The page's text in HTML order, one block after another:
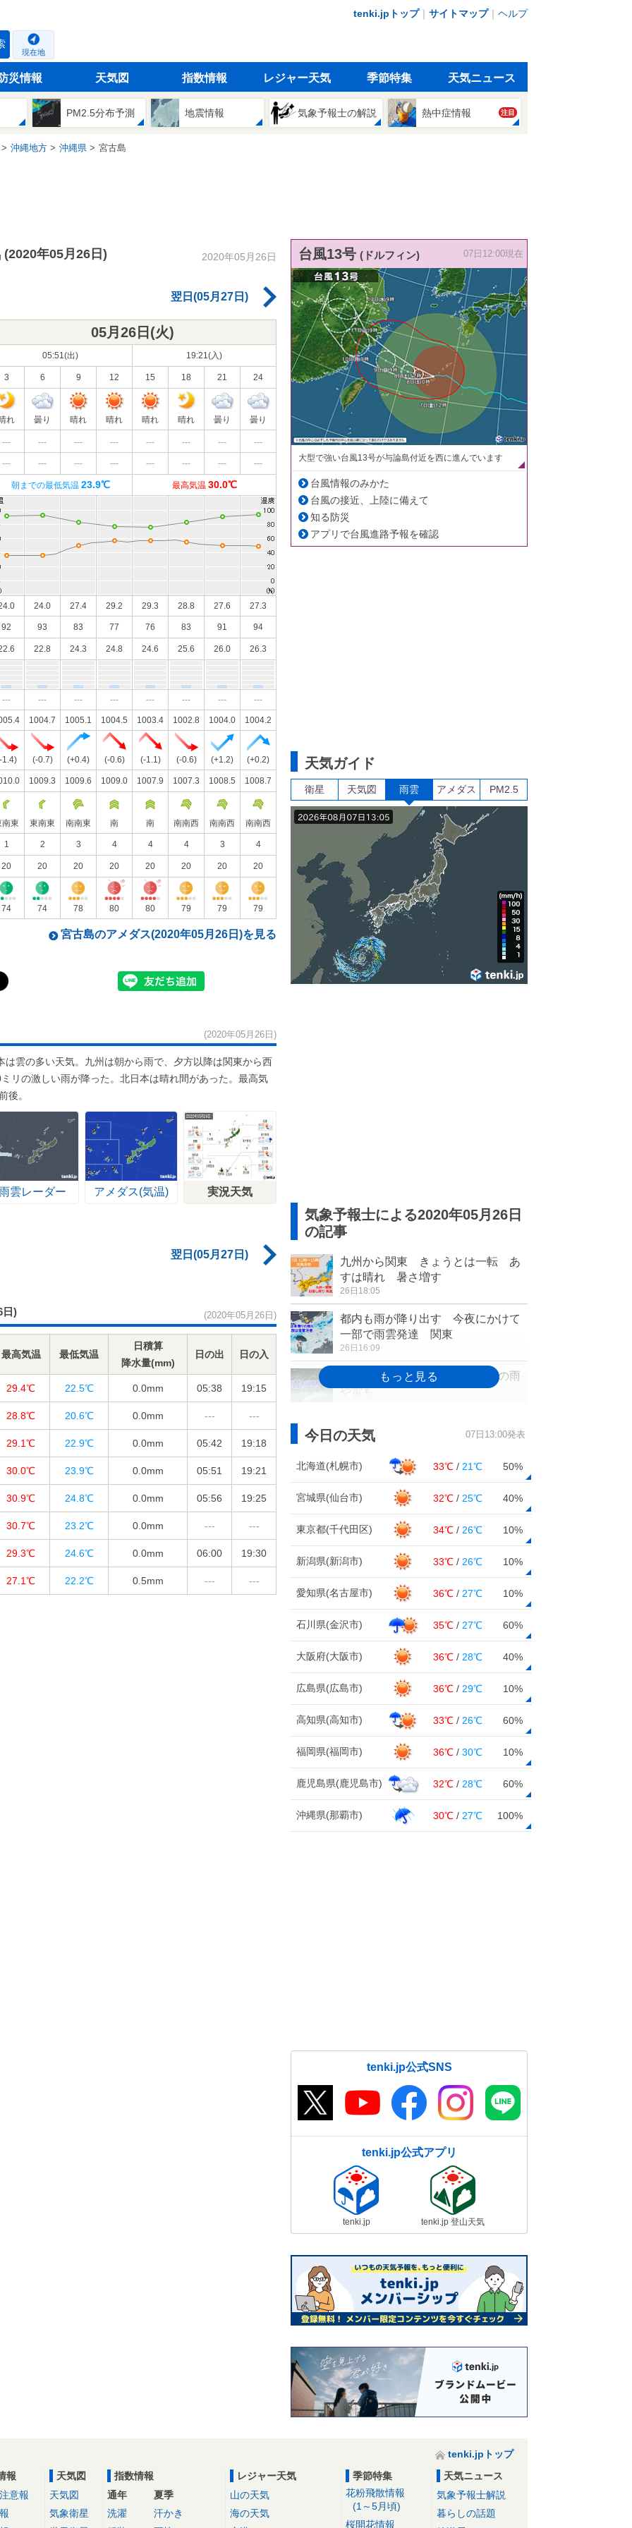
tenki.jpトップ｜ サイトマップ｜ ヘルプ
現在地
防災情報 天気図 指数情報 レジャー天気 季節特集 天気ニュース
PM2.5分布予測 地震情報 気象予報士の解説 熱中症情報 注目
沖縄地方 沖縄県 宮古島
(2020年05月26日) 2020年05月26日
翌日(05月27日)
05月26日(火)
05:51(出) 19:21(入)
3 6 9 12 15 18 21 24
れ 曇り 晴れ 晴れ 晴れ 晴れ 曇り 曇り
--- --- --- --- --- --- --- ---
--- --- --- --- --- --- --- ---
朝までの最低気温 23.9℃ 最高気温 30.0℃
24.0 27.4 29.2 29.3 28.8 27.6 27.3
92 93 83 77 76 83 91 94
22.8 24.3 24.8 24.6 25.6 26.0 26.3
--- --- --- --- --- --- --- ---
1004.7 1005.1 1004.5 1003.4 1002.8 1004.0 1004.2
1.4) (-0.7) (+0.4) (-0.6) (-1.1) (-0.6) (+1.2) (+0.2)
1009.3 1009.6 1009.0 1007.9 1007.3 1008.5 1008.7
南東 東南東 南南東 南 南 南南西 南南西 南南西
1 2 3 4 4 4 3 4
20 20 20 20 20 20 20 20
74 74 78 80 80 79 79 79
宮古島のアメダス(2020年05月26日)を見る
(2020年05月26日)
雲の多い天気。九州は朝から雨で、夕方以降は関東から西
リの激しい雨が降った。北日本は晴れ間があった。最高気
後。
雲レーダー アメダス(気温) 実況天気
翌日(05月27日)
日) (2020年05月26日)
最高気温 最低気温
日積算
降水量(mm)
日の出 日の入
29.4℃ 22.5℃ 0.0mm 05:38 19:15
28.8℃ 20.6℃ 0.0mm --- ---
29.1℃ 22.9℃ 0.0mm 05:42 19:18
30.0℃ 23.9℃ 0.0mm 05:51 19:21
30.9℃ 24.8℃ 0.0mm 05:56 19:25
30.7℃ 23.2℃ 0.0mm --- ---
29.3℃ 24.6℃ 0.0mm 06:00 19:30
27.1℃ 22.2℃ 0.5mm --- ---
台風13号 (ドルフィン) 07日12:00現在
大型で強い台風13号が与論島付近を西に進んでいます
台風情報のみかた
台風の接近、上陸に備えて
知る防災
アプリで台風進路予報を確認
天気ガイド
衛星 天気図 雨雲 アメダス PM2.5
気象予報士による2020年05月26日
の記事
九州から関東 きょうとは一転 あ
すは晴れ 暑さ増す
26日18:05
都内も雨が降り出す 今夜にかけて
一部で雨雲発達 関東
26日16:09
西日本中心に雨雲 どしゃ降りの雨
や雷も
週間 関東以西は土曜から曇りや
26日12:46
中国地方 今週の後半は貴重な晴天
に
今朝は名古屋や大阪、福岡などで今
年一番気温の高い朝
26日11:13
強くないけど一番強い? 北海道で5
月1位の雨
26日10:36
26日 今夜の傘予報 雨が降る所は
26日10:05
26日 午後は雨の範囲が東へ広が
る 西ほどムシムシ
26日07:20
今日の天気 07日13:00発表
北海道(札幌市) 33℃ / 21℃ 50%
宮城県(仙台市) 32℃ / 25℃ 40%
東京都(千代田区) 34℃ / 26℃ 10%
新潟県(新潟市) 33℃ / 26℃ 10%
愛知県(名古屋市) 36℃ / 27℃ 10%
石川県(金沢市) 35℃ / 27℃ 60%
大阪府(大阪市) 36℃ / 28℃ 40%
広島県(広島市) 36℃ / 29℃ 10%
高知県(高知市) 33℃ / 26℃ 60%
福岡県(福岡市) 36℃ /30℃ 10%
鹿児島県(鹿児島市) 32℃ / 28℃ 60%
沖縄県(那覇市) 30℃ / 27℃ 100%
tenki.jp公式SNS
tenki.jp公式アプリ
tenki.jp tenki.jp 登山天気
tenki.jpトップ
報
意報
天気図
天気図
気象衛星
指数情報
通年
洗濯
夏季
汗かき
レジャー天気
山の天気
海の天気
季節特集
花粉飛散情報
(1～5月頃)
桜開花情報
天気ニュース
気象予報士解説
暮らしの話題